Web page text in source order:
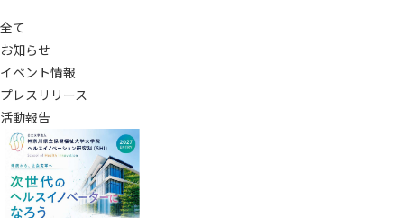
全て
お知らせ
イベント情報
プレスリリース
活動報告